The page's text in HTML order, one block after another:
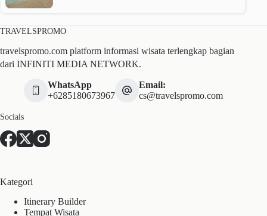
TRAVELSPROMO
travelspromo.com platform informasi wisata terlengkap bagian
dari INFINITI MEDIA NETWORK.
WhatsApp
+6285180673967
Email:
cs@travelspromo.com
Socials
Kategori
Itinerary Builder
Tempat Wisata